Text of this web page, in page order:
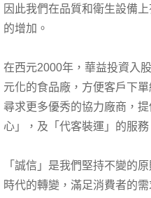
因此我們在品質和衛生設備
的增加。
在西元2000年，華益投資入
元化的食品廠，方便客戶下
尋求更多優秀的協力廠商，
心」，及「代客裝運」的服務
「誠信」是我們堅持不變的
時代的轉變，滿足消費者的